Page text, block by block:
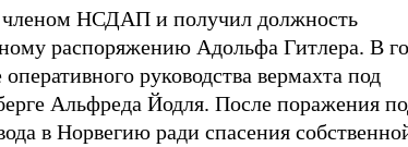
членом НСДАП и получил должность
распоряжению Адольфа Гитлера. В
руководства вермахта под
Альфреда Йодля. После поражения
в Норвегию ради спасения